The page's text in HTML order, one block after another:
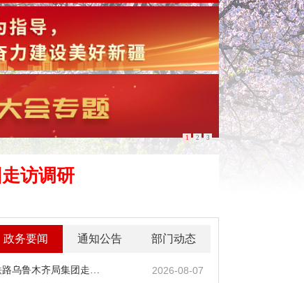
1 2 3
访调研
政务要闻 通知公告 部门动态
陈小江艾尔肯·吐尼亚孜在中国铁路乌鲁木齐局集团走访调研 2026-08-07